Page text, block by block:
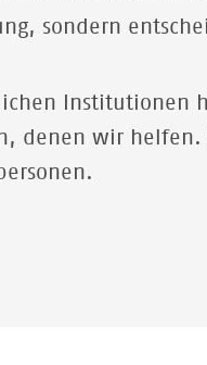
sondern
Institutionen
denen wir